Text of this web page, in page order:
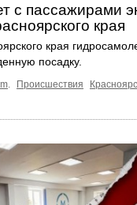
с пассажирами
края
края
посадку.
. Происшествия